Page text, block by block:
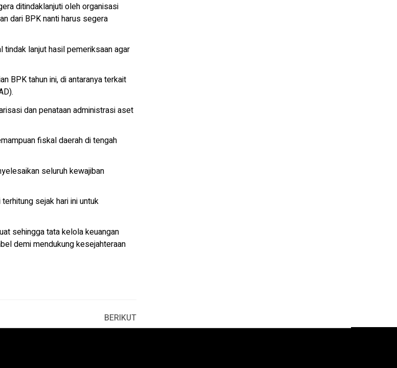
ditindaklanjuti oleh organisasi
dari BPK nanti harus segera
lanjut hasil pemeriksaan agar
BPK tahun ini, di antaranya terkait
dan penataan administrasi aset
fiskal daerah di tengah
seluruh kewajiban
sejak hari ini untuk
sehingga tata kelola keuangan
demi mendukung kesejahteraan
BERIKUT